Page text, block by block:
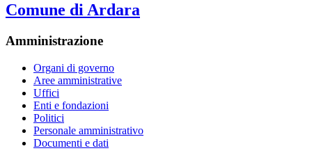
Comune di Ardara
Amministrazione
Organi di governo
Aree amministrative
Uffici
Enti e fondazioni
Politici
Personale amministrativo
Documenti e dati